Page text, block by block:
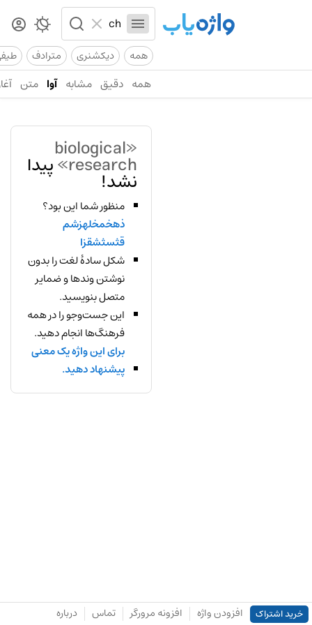
همه دیکشنری مترادف
همه دقیق مشابه آوا متن
«biological
research» پیدا
نشد!
منظور شما این بود؟
ذهخمخلهزشم
قثسثشقزا
شکل سادهٔ لغت را بدون
نوشتن وندها و ضمایر
متصل بنویسید.
این جست‌وجو را در همه
فرهنگ‌ها انجام دهید.
برای این واژه یک معنی
پیشنهاد دهید.
خرید اشتراک افزودن واژه افزونه مرورگر تماس درباره